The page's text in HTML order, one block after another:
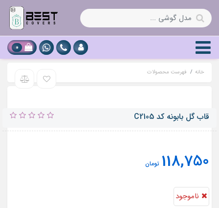
0
خانه فهرست محصولات
قاب گل بابونه کد C2105
118,750 تومان
ناموجود